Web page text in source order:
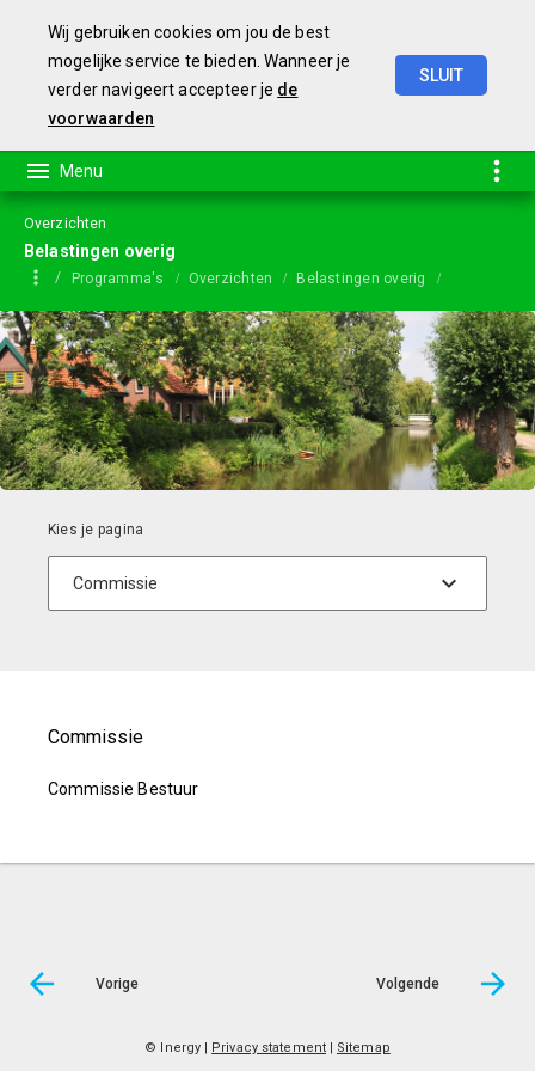
Wij gebruiken cookies om jou de best
mogelijke service te bieden. Wanneer je
verder navigeert accepteer je de
voorwaarden
SLUIT
Overzichten
Belastingen overig
Programma's Overzichten
Belastingen overig
Commissie
Commissie
Commissie Bestuur
Vorige Volgende
© Inergy Privacy statement| Sitemap